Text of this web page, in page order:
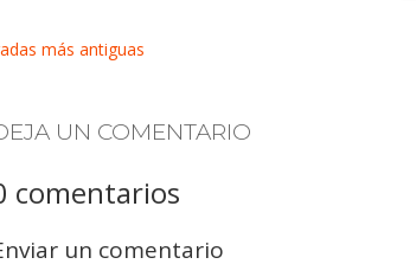
más antiguas
UN COMENTARIO
comentarios
un comentario